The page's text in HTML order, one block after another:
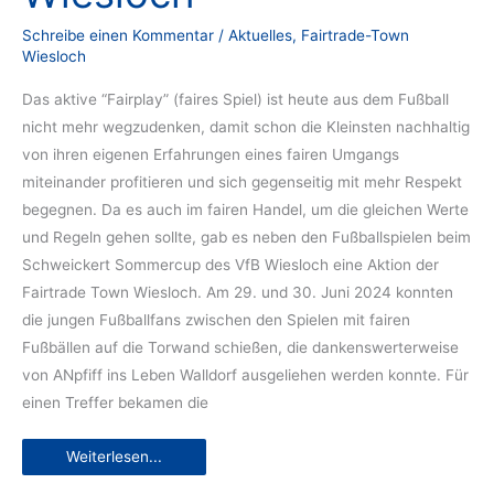
Schreibe einen Kommentar / Aktuelles, Fairtrade-Town
Wiesloch
Das aktive “Fairplay” (faires Spiel) ist heute aus dem Fußball
nicht mehr wegzudenken, damit schon die Kleinsten nachhaltig
von ihren eigenen Erfahrungen eines fairen Umgangs
miteinander profitieren und sich gegenseitig mit mehr Respekt
begegnen. Da es auch im fairen Handel, um die gleichen Werte
und Regeln gehen sollte, gab es neben den Fußballspielen beim
Schweickert Sommercup des VfB Wiesloch eine Aktion der
Fairtrade Town Wiesloch. Am 29. und 30. Juni 2024 konnten
die jungen Fußballfans zwischen den Spielen mit fairen
Fußbällen auf die Torwand schießen, die dankenswerterweise
von ANpfiff ins Leben Walldorf ausgeliehen werden konnte. Für
einen Treffer bekamen die
Fairtrade-
Weiterlesen...